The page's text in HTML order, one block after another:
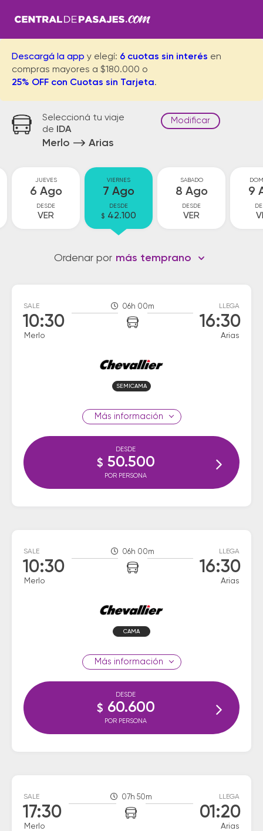
Descargá la app y elegí: 6 cuotas sin interés en
compras mayores a $180.000 o
25% OFF con Cuotas sin Tarjeta.
Seleccioná tu viaje
de
IDA
Merlo Arias
Modificar
JUEVES
6 Ago
DESDE
VER
VIERNES
7 Ago
DESDE
$ 42.100
SABADO
8 Ago
DESDE
VER
9
Ordenar por más temprano
SALE
10:30
Merlo
06h 00m LLEGA
16:30
Arias
SEMICAMA
información
DESDE
$ 50.500
POR PERSONA
SALE
10:30
Merlo
06h 00m LLEGA
16:30
Arias
CAMA
información
DESDE
$ 60.600
POR PERSONA
SALE
17:30
Merlo
07h 50m LLEGA
01:20
Arias